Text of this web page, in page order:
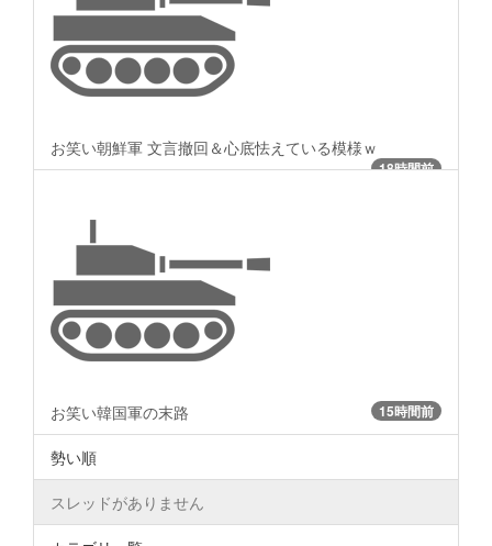
お笑い朝鮮軍 文言撤回＆心底怯えている模様ｗ
18時間前
お笑い韓国軍の末路 15時間前
勢い順
スレッドがありません